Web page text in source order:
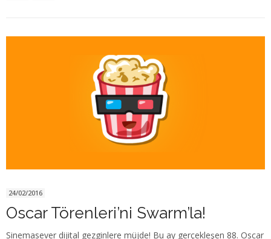
24/02/2016
Oscar Törenleri’ni Swarm’la!
Sinemasever dijital gezginlere müjde! Bu ay gerçekleşen 88. Oscar